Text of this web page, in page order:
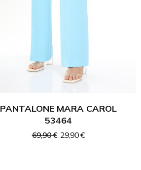
PANTALONE MARA CAROL
53464
69,90 € 29,90 €